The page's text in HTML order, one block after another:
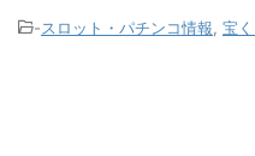
-スロット・パチンコ情報 宝